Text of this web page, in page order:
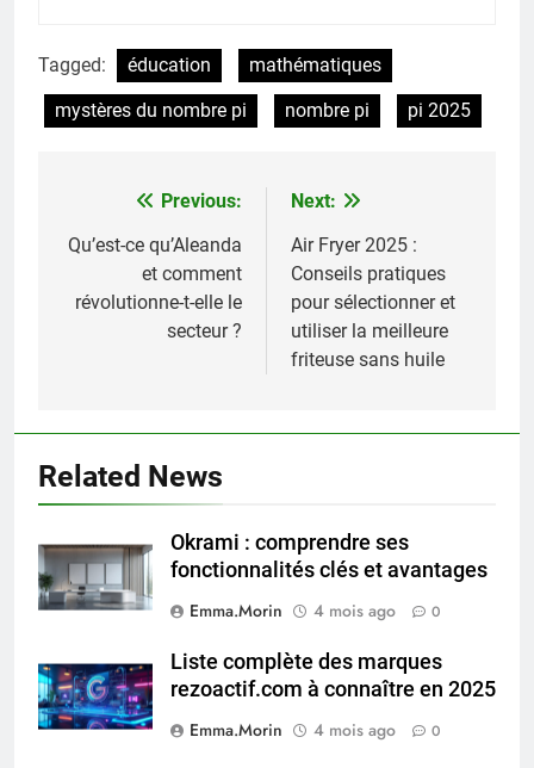
Tagged: éducation
mathématiques
mystères du nombre pi
nombre pi pi 2025
Navigation
de
l’article
Previous:
Qu’est-ce qu’Aleanda
et comment
révolutionne-t-elle le
secteur ?
Next:
Air Fryer 2025 :
Conseils pratiques
pour sélectionner et
utiliser la meilleure
friteuse sans huile
Related News
Okrami : comprendre ses
fonctionnalités clés et avantages
Emma.Morin
4 mois ago 0
Liste complète des marques
rezoactif.com à connaître en 2025
Emma.Morin
4 mois ago 0